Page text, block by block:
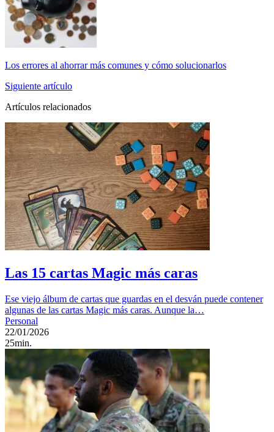
Los errores al ahorrar más comunes y cómo solucionarlos
Siguiente artículo
Artículos relacionados
Las 15 cartas Magic más caras
Ese viejo álbum de cartas que guardas en el desván puede contener
algunas de las cartas Magic más caras. Aunque la…
Personal
22/01/2026
25min.